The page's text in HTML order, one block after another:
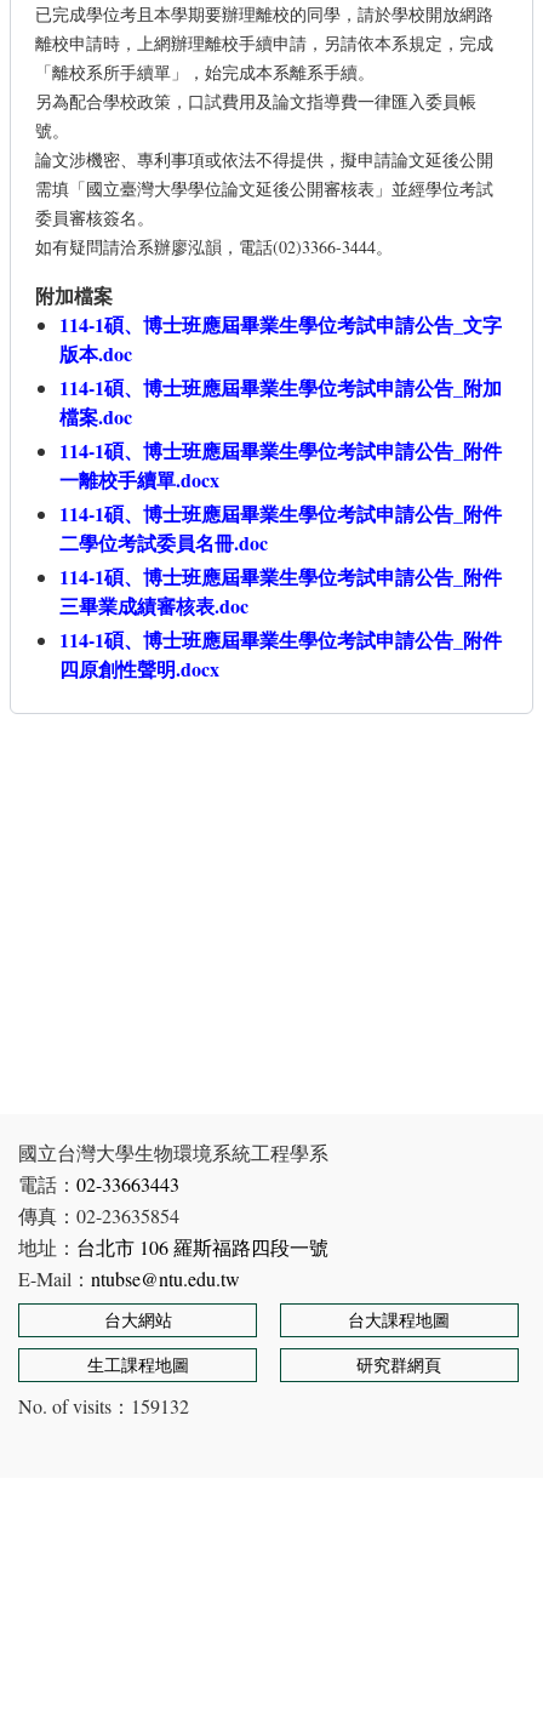
已完成學位考且本學期要辦理離校的同學，請於學校開放網路
離校申請時，上網辦理離校手續申請，另請依本系規定，完成
「離校系所手續單」，始完成本系離系手續。
另為配合學校政策，口試費用及論文指導費一律匯入委員帳
號。
論文涉機密、專利事項或依法不得提供，擬申請論文延後公開
需填「國立臺灣大學學位論文延後公開審核表」並經學位考試
委員審核簽名。
如有疑問請洽系辦廖泓韻，電話(02)3366-3444。
附加檔案
114-1碩、博士班應屆畢業生學位考試申請公告_文字
版本.doc
114-1碩、博士班應屆畢業生學位考試申請公告_附加
檔案.doc
114-1碩、博士班應屆畢業生學位考試申請公告_附件
一離校手續單.docx
114-1碩、博士班應屆畢業生學位考試申請公告_附件
二學位考試委員名冊.doc
114-1碩、博士班應屆畢業生學位考試申請公告_附件
三畢業成績審核表.doc
114-1碩、博士班應屆畢業生學位考試申請公告_附件
四原創性聲明.docx
國立台灣大學生物環境系統工程學系
電話： 02-33663443
傳真：02-23635854
地址： 台北市 106 羅斯福路四段一號
E-Mail： ntubse@ntu.edu.tw
台大網站
台大課程地圖
生工課程地圖
研究群網頁
No. of visits： 159132